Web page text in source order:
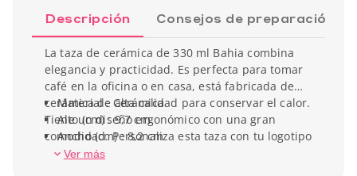
Descripción Consejos de preparación
La taza de cerámica de 330 ml Bahia combina
elegancia y practicidad. Es perfecta para tomar
café en la oficina o en casa, está fabricada de
cerámica de alta calidad para conservar el calor.
Tiene un diseño ergonómico con una gran
comodidad. Personaliza esta taza con tu logotipo
para ofrecer un regalo promocional elegante a
Material : Cerámica
Alto (cm) : 9,7 cm
Ancho (cm) : 8,2 cm
Capacidad : 330 ml
Ver más